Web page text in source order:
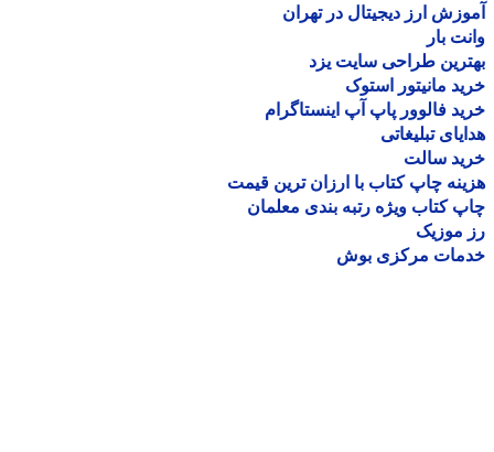
ارز دیجیتال در تهران
بار
طراحی سایت یزد
مانیتور استوک
فالوور پاپ آپ اینستاگرام
تبلیغاتی
سالت
چاپ کتاب با ارزان ترین قیمت
کتاب ویژه رتبه بندی معلمان
موزیک
مرکزی بوش